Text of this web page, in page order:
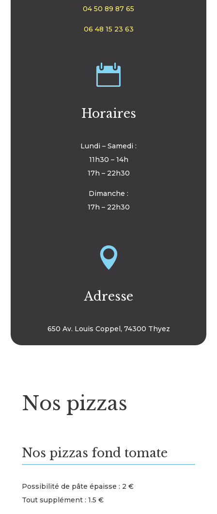
04 50 89 87 65
06 48 15 23 63

Horaires
Lundi – Samedi :
11h30 – 14h
17h – 22h30
Dimanche :
17h – 22h30

Adresse
650 Av. Louis Coppel, 74300 Thyez
Nos pizzas
Nos pizzas fond tomate
Possibilité de pâte épaisse : 2 €
Tout supplément : 1.5 €